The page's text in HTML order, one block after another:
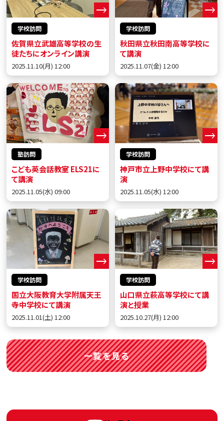
学校訪問
佐賀県立武雄高等学校の生
徒たちにオンライン講演
2025.11.10(月) 12:00
学校訪問
秋田県立秋田南高等学校に
て講演
2025.11.07(金) 12:00
塾訪問
こども英会話教室 ELS21に
て講演
2025.11.05(水) 09:00
学校訪問
神戸市立上野中学校にて講
演
2025.11.05(水) 12:00
学校訪問
国立大阪教育大学附属天王
寺中学校にて講演
2025.11.01(土) 12:00
学校訪問
山口県立萩高等学校にて講
演と授業
2025.10.27(月) 12:00
一覧を見る